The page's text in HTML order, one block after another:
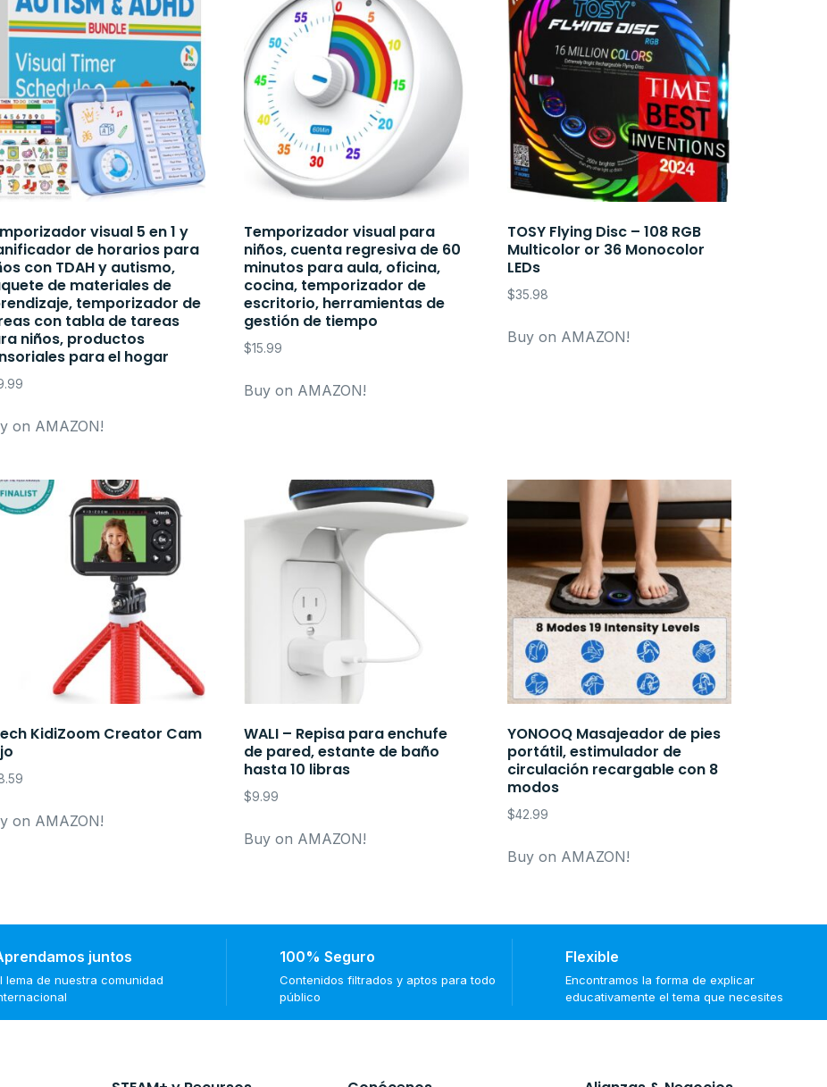
visual 5 en 1 y
de horarios para
con TDAH y autismo,
de materiales de
temporizador de
con tabla de tareas
niños, productos
para el hogar
on AMAZON!
Temporizador visual para
niños, cuenta regresiva de 60
minutos para aula, oficina,
cocina, temporizador de
escritorio, herramientas de
gestión de tiempo
$15.99
Buy on AMAZON!
TOSY Flying Disc – 108 RGB
Multicolor or 36 Monocolor
LEDs
$35.98
Buy on AMAZON!
KidiZoom Creator Cam
on AMAZON!
WALI – Repisa para enchufe
de pared, estante de baño
hasta 10 libras
$9.99
Buy on AMAZON!
YONOOQ Masajeador de pies
portátil, estimulador de
circulación recargable con 8
modos
$42.99
Buy on AMAZON!
juntos
lema de nuestra comunidad
100% Seguro
Contenidos filtrados y aptos para todo
público
Flexible
Encontramos la forma de explicar
educativamente el tema que necesites